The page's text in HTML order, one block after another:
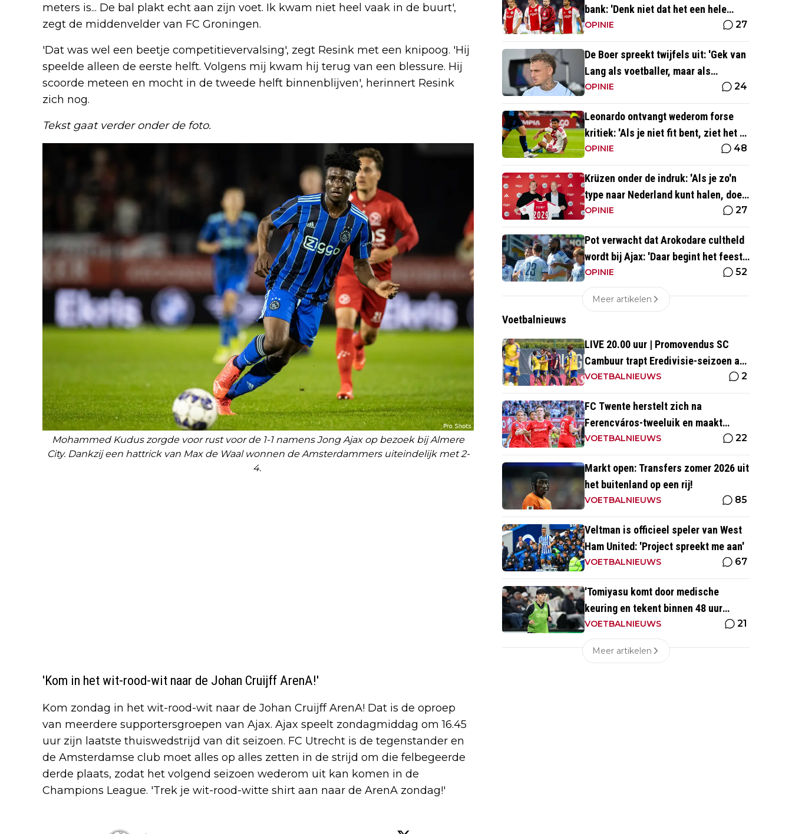
meters is... De bal plakt echt aan zijn voet. Ik kwam niet heel vaak in de buurt',
zegt de middenvelder van FC Groningen.
'Dat was wel een beetje competitievervalsing', zegt Resink met een knipoog. 'Hij
speelde alleen de eerste helft. Volgens mij kwam hij terug van een blessure. Hij
scoorde meteen en mocht in de tweede helft binnenblijven', herinnert Resink
zich nog.
Tekst gaat verder onder de foto.
Mohammed Kudus zorgde voor rust voor de 1-1 namens Jong Ajax op bezoek bij Almere
City. Dankzij een hattrick van Max de Waal wonnen de Amsterdammers uiteindelijk met 2-
4.
'Kom in het wit-rood-wit naar de Johan Cruijff ArenA!'
Kom zondag in het wit-rood-wit naar de Johan Cruijff ArenA! Dat is de oproep
van meerdere supportersgroepen van Ajax. Ajax speelt zondagmiddag om 16.45
uur zijn laatste thuiswedstrijd van dit seizoen. FC Utrecht is de tegenstander en
de Amsterdamse club moet alles op alles zetten in de strijd om die felbegeerde
derde plaats, zodat het volgend seizoen wederom uit kan komen in de
Champions League. 'Trek je wit-rood-witte shirt aan naar de ArenA zondag!'
bank: 'Denk niet dat het een hele
goede verdediger is'
OPINIE 27
De Boer spreekt twijfels uit: 'Gek van
Lang als voetballer, maar als
persoonlijkheid niet'
OPINIE 24
Leonardo ontvangt wederom forse
kritiek: 'Als je niet fit bent, ziet het er
best wel slecht uit'
OPINIE 48
Krüzen onder de indruk: 'Als je zo'n
type naar Nederland kunt halen, doe
je iets goed'
OPINIE 27
Pot verwacht dat Arokodare cultheld
wordt bij Ajax: 'Daar begint het feest
eigenlijk al'
OPINIE 52
Meer artikelen
Voetbalnieuws
LIVE 20.00 uur | Promovendus SC
Cambuur trapt Eredivisie-seizoen af
tegen Excelsior
VOETBALNIEUWS 2
FC Twente herstelt zich na
Ferencváros-tweeluik en maakt
gehakt van Slowaakse opponent
VOETBALNIEUWS 22
Markt open: Transfers zomer 2026 uit
het buitenland op een rij!
VOETBALNIEUWS 85
Veltman is officieel speler van West
Ham United: 'Project spreekt me aan'
VOETBALNIEUWS 67
'Tomiyasu komt door medische
keuring en tekent binnen 48 uur
contract bij nieuwe club'
VOETBALNIEUWS 21
Meer artikelen